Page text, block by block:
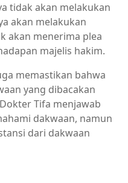
tidak akan melakukan
akan melakukan
akan menerima plea
majelis hakim.
memastikan bahwa
yang dibacakan
Tifa menjawab
dakwaan, namun
dari dakwaan